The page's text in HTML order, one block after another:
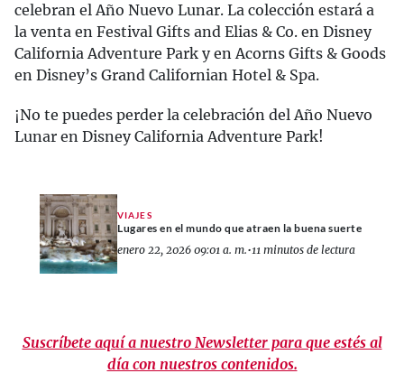
celebran el Año Nuevo Lunar. La colección estará a
la venta en Festival Gifts and Elias & Co. en Disney
California Adventure Park y en Acorns Gifts & Goods
en Disney’s Grand Californian Hotel & Spa.
¡No te puedes perder la celebración del Año Nuevo
Lunar en Disney California Adventure Park!
VIAJES
Lugares en el mundo que atraen la buena suerte
enero 22, 2026 09:01 a. m.•11 minutos de lectura
Suscríbete aquí a nuestro Newsletter para que estés al
día con nuestros contenidos.